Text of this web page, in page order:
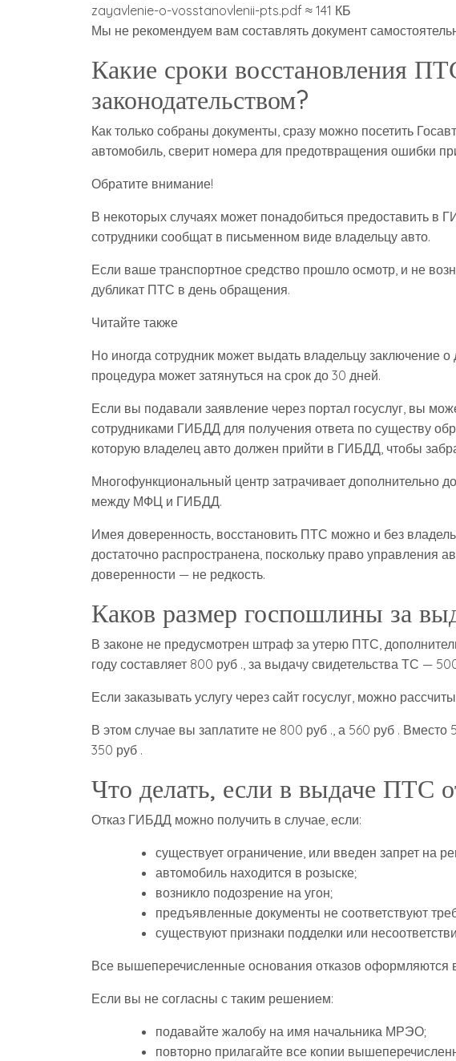
zayavlenie-o-vosstanovlenii-pts.pdf ≈ 141 КБ
Мы не рекомендуем вам составлять документ
Какие сроки восстановления
законодательством?
Как только собраны документы, сразу можно посетить
автомобиль, сверит номера для предотвращения ошибки
Обратите внимание!
В некоторых случаях может понадобиться предоставить
сотрудники сообщат в письменном виде владельцу авто.
Если ваше транспортное средство прошло осмотр, и не
дубликат ПТС в день обращения.
Читайте также
Но иногда сотрудник может выдать владельцу заключение
процедура может затянуться на срок до 30 дней.
Если вы подавали заявление через портал госуслуг, вы
сотрудниками ГИБДД для получения ответа по существу
которую владелец авто должен прийти в ГИБДД, чтобы
Многофункциональный центр затрачивает дополнительно
между МФЦ и ГИБДД.
Имея доверенность, восстановить ПТС можно и без
достаточно распространена, поскольку право управления
доверенности — не редкость.
Каков размер госпошлины за
В законе не предусмотрен штраф за утерю ПТС,
году составляет 800 руб ., за выдачу свидетельства ТС —
Если заказывать услугу через сайт госуслуг, можно
В этом случае вы заплатите не 800 руб ., а 560 руб . Вместо
350 руб .
Что делать, если в выдаче ПТС
Отказ ГИБДД можно получить в случае, если:
существует ограничение, или введен запрет на
автомобиль находится в розыске;
возникло подозрение на угон;
предъявленные документы не соответствуют
существуют признаки подделки или
Все вышеперечисленные основания отказов оформляются
Если вы не согласны с таким решением:
подавайте жалобу на имя начальника МРЭО;
повторно прилагайте все копии